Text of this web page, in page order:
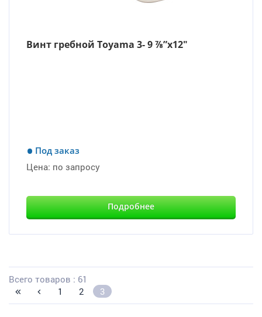
Винт гребной Toyama 3- 9 ⅞”x12″
Под заказ
Цена: по запросу
Подробнее
Всего товаров : 61
1
2 3